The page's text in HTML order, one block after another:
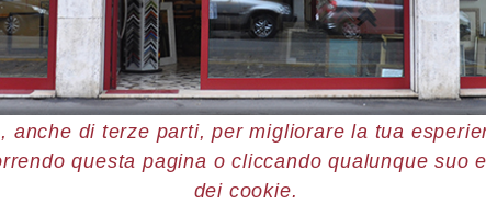
anche di terze parti, per migliorare la tua
questa pagina o cliccando qualunque suo
dei cookie.
2018 Ivano Petrucci Note biografiche